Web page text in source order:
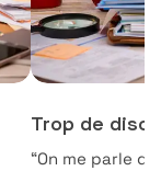
Trop de
“On me parle